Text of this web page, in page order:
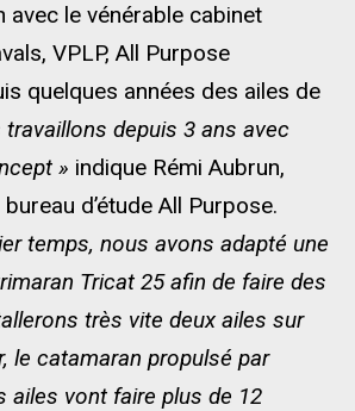
avec le vénérable cabinet
VPLP, All Purpose
quelques années des ailes de
travaillons depuis 3 ans avec
» indique Rémi Aubrun,
d’étude All Purpose.
temps, nous avons adapté une
Tricat 25 afin de faire des
très vite deux ailes sur
le catamaran propulsé par
ailes vont faire plus de 12